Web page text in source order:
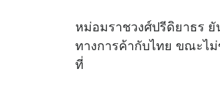
หม่อมราชวงศ์ปรีดิยาธร ยั
ทางการค้ากับไทย ขณะไ
ที่